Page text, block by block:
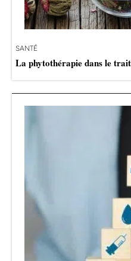
SANTÉ
La phytothérapie dans le